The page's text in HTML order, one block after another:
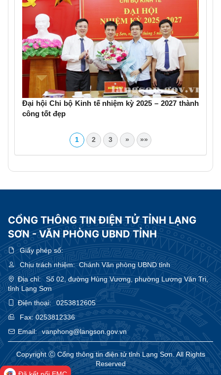
Đại hội Chi bộ Kinh tế nhiệm kỳ 2025 – 2027 thành
công tốt đẹp
1 2 3 » »»
CỔNG THÔNG TIN ĐIỆN TỬ TỈNH LẠNG
SƠN - VĂN PHÒNG UBND TỈNH
Giấy phép số:
Chịu trách nhiệm:Chánh Văn phòng UBND tỉnh
Địa chỉ:
Số 02, đường Hùng Vương, phường Lương Văn Tri,
tỉnh Lạng Sơn
Điện thoại:
0253812605
Fax:0253812336
Email:
vanphong@langson.gov.vn
Copyright Ⓒ Cổng thông tin điện tử tỉnh Lạng Sơn. All Rights
Reserved